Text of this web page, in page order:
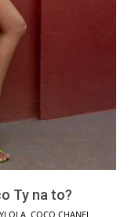
Ty na to?
, COCO CHANEL,